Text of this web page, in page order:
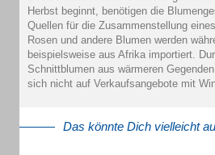
Herbst beginnt, benötigen die
Quellen für die Zusammenstellung
Rosen und andere Blumen werden
beispielsweise aus Afrika importiert.
Schnittblumen aus wärmeren
sich nicht auf Verkaufsangebote mit
Das könnte Dich vielleicht